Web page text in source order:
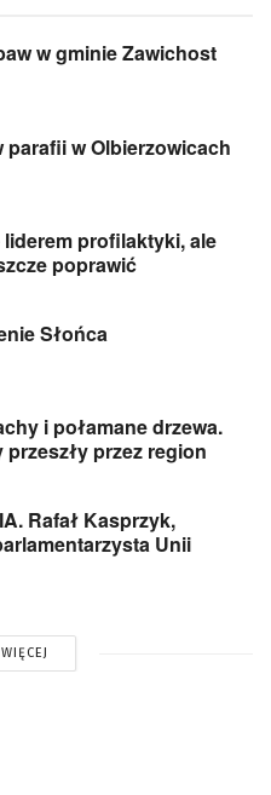
w gminie Zawichost
parafii w Olbierzowicach
profilaktyki, ale
poprawić
Słońca
i połamane drzewa.
przez region
Rafał Kasprzyk,
Unii